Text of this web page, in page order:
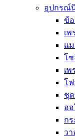
อุปกรณ์นิ
ข้อ
เพ
แม
โซ
เพ
โฟ
ชุด
ออ
กร
วา